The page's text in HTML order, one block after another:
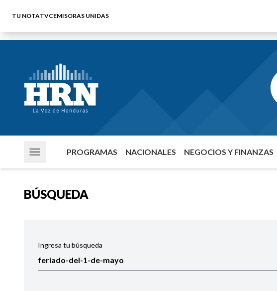
TU NOTATVCEMISORAS UNIDAS
PROGRAMAS NACIONALES NEGOCIOS Y FINANZAS
BÚSQUEDA
Ingresa tu búsqueda